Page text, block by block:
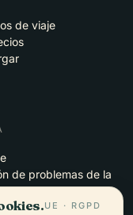
de viaje
de problemas de la
UE · RGPD